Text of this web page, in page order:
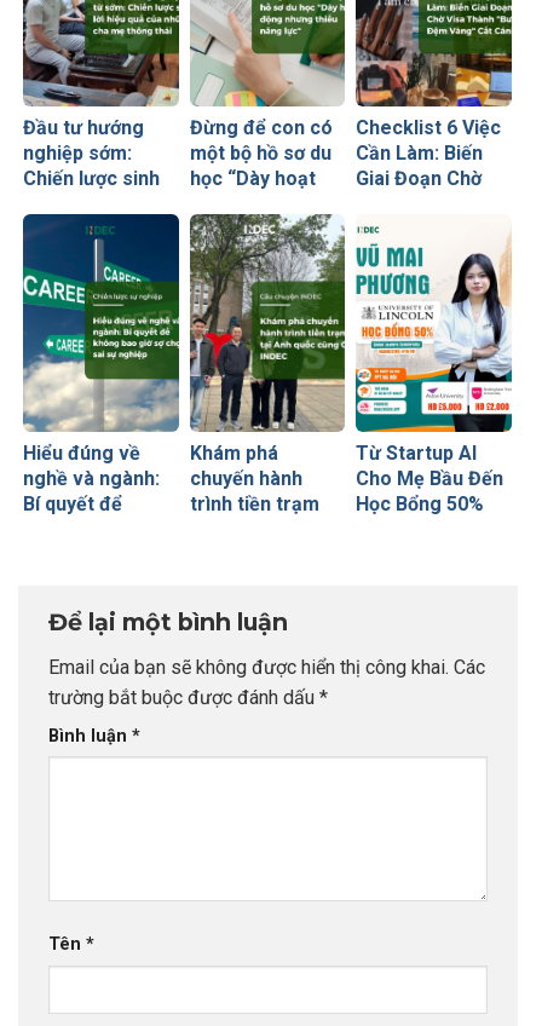
Đầu tư hướng
nghiệp sớm:
Chiến lược sinh
của những cha
mẹ thông thái
Đừng để con có
một bộ hồ sơ du
học “Dày hoạt
thiếu năng lực”
Checklist 6 Việc
Cần Làm: Biến
Giai Đoạn Chờ
“Bước Đệm
Vàng” Cất Cánh
Hiểu đúng về
nghề và ngành:
Bí quyết để
Khám phá
chuyến hành
trình tiền trạm
Từ Startup AI
Cho Mẹ Bầu Đến
Học Bổng 50%
Để lại một bình luận
Email của bạn sẽ không được hiển thị công khai. Các
trường bắt buộc được đánh dấu *
Bình luận *
Tên *